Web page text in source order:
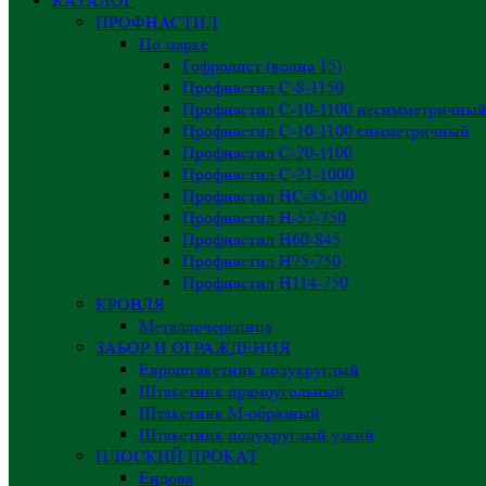
ПРОФНАСТИЛ
По марке
Гофролист (волна 15)
Профнастил С-8-1150
Профнастил С-10-1100 несимметричный
Профнастил С-10-1100 симметричный
Профнастил С-20-1100
Профнастил С-21-1000
Профнастил НС-35-1000
Профнастил H-57-750
Профнастил Н60-845
Профнастил Н75-750
Профнастил Н114-750
КРОВЛЯ
Металлочерепица
ЗАБОР И ОГРАЖДЕНИЯ
Евроштакетник полукруглый
Штакетник прямоугольный
Штакетник М-образный
Штакетник полукруглый узкий
ПЛОСКИЙ ПРОКАТ
Ендова